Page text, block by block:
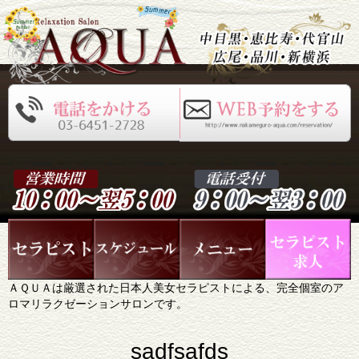
ＡＱＵＡは厳選された日本人美女セラピストによる、完全個室のア
ロマリラクゼーションサロンです。
sadfsafds